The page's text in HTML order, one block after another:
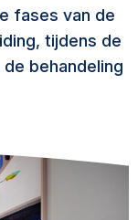
fases van de
tijdens de
behandeling